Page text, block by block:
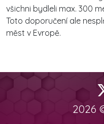
všichni bydleli max. 300
Toto doporučení ale
měst v Evropě.
2026